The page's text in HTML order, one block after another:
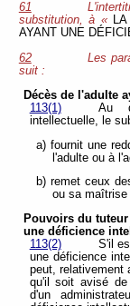
61
substitution, à «LA
AYANT UNE
62
Les
suit :
Décès de l'adulte
113(1)
Au
intellectuelle, le
a) fournit une
l'adulte ou à
b) remet ceux
ou sa maîtrise
Pouvoirs du
une déficience
113(2)
S'il
une déficience
peut, relativement
qu'il soit avisé de
d'un